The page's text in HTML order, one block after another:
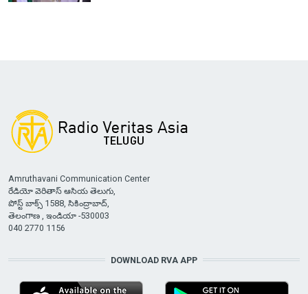
Amruthavani Communication Center
రేడియో వెరితాస్ ఆసియ తెలుగు,
పోస్ట్ బాక్స్ 1588, సికింద్రాబాద్,
తెలంగాణ , ఇండియా -530003
040 2770 1156
DOWNLOAD RVA APP